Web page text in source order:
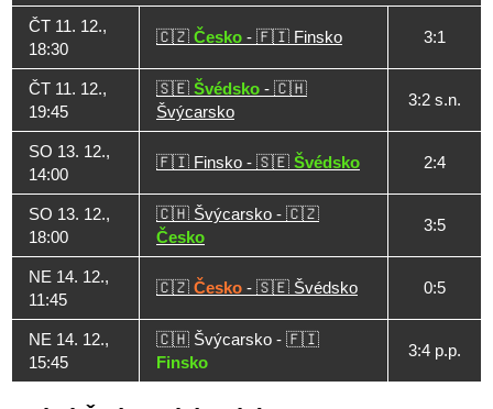
ČT 11. 12.,
18:30
🇨🇿 Česko - 🇫🇮 Finsko 3:1
ČT 11. 12.,
19:45
🇸🇪 Švédsko - 🇨🇭
Švýcarsko
3:2 s.n.
SO 13. 12.,
14:00
🇫🇮 Finsko - 🇸🇪 Švédsko 2:4
SO 13. 12.,
18:00
🇨🇭 Švýcarsko - 🇨🇿
Česko
3:5
NE 14. 12.,
11:45
🇨🇿 Česko - 🇸🇪 Švédsko 0:5
NE 14. 12.,
15:45
🇨🇭 Švýcarsko - 🇫🇮
Finsko
3:4 p.p.